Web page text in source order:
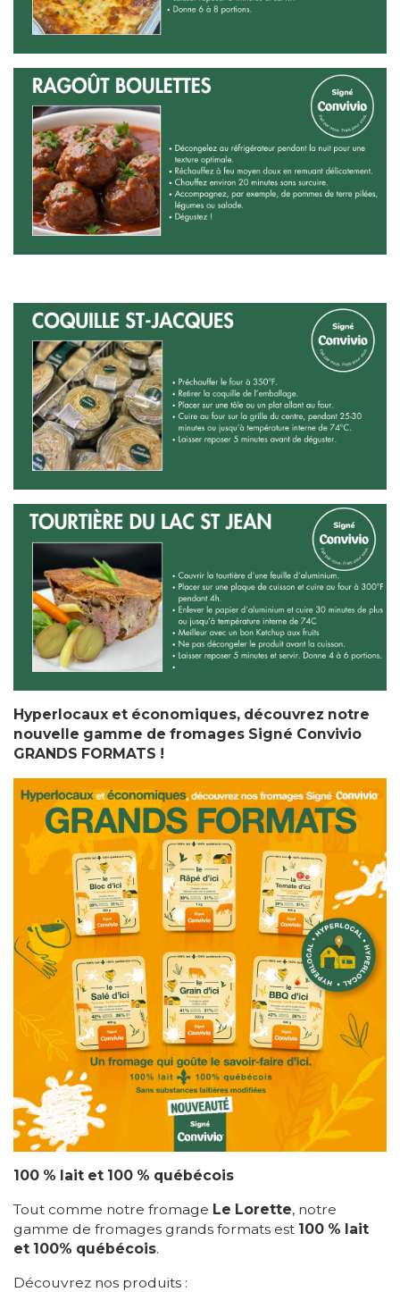
Hyperlocaux et économiques, découvrez notre
nouvelle gamme de fromages Signé Convivio
GRANDS FORMATS !
100 % lait et 100 % québécois
Tout comme notre fromage Le Lorette, notre
gamme de fromages grands formats est 100 % lait
et 100% québécois.
Découvrez nos produits :